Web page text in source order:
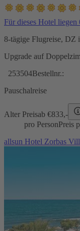
Für dieses Hotel
8-tägige Flugreise, DZ
Upgrade auf
253504Bestellnr.:
Pauschalreise
Alter Preisab €833,-
pro PersonPreis
allsun Hotel Zorbas